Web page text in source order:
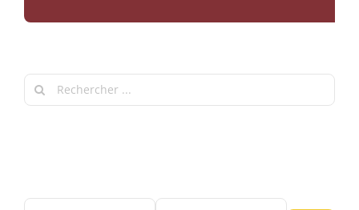
Qui sommes-nous ?
Search
for: